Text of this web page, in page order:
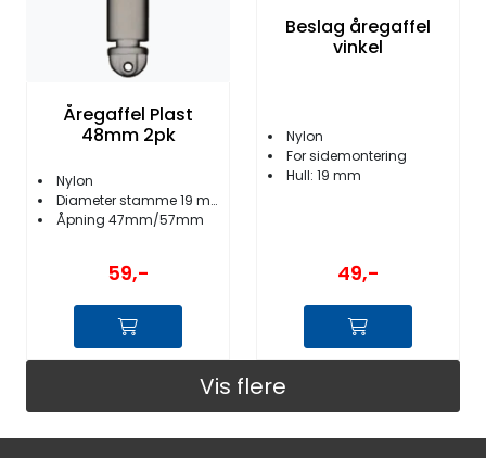
Åregaffel Plast
48mm 2pk
Nylon
Diameter stamme 19 mm
Åpning 47mm/57mm
59,-
Beslag åregaffel
vinkel
Nylon
For sidemontering
Hull: 19 mm
49,-
Vis flere